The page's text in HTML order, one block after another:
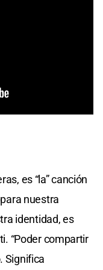
es “la” canción
nuestra
identidad, es
“Poder compartir
Significa